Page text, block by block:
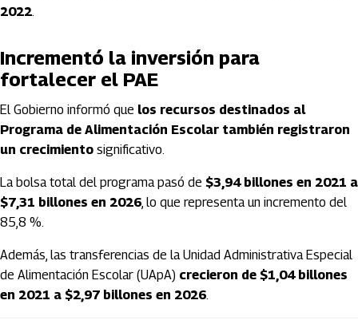
2022.
Incrementó la inversión para
fortalecer el PAE
El Gobierno informó que los recursos destinados al
Programa de Alimentación Escolar también registraron
un crecimiento significativo.
La bolsa total del programa pasó de $3,94 billones en 2021 a
$7,31 billones en 2026, lo que representa un incremento del
85,8 %.
Además, las transferencias de la Unidad Administrativa Especial
de Alimentación Escolar (UApA) crecieron de $1,04 billones
en 2021 a $2,97 billones en 2026.